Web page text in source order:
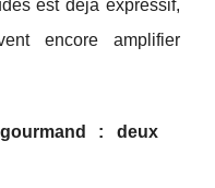
est déjà expressif,
encore amplifier
: deux